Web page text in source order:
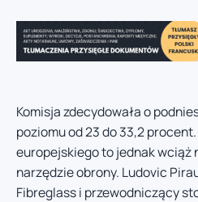
Komisja zdecydowała o
poziomu od 23 do 33,2
europejskiego to jednak
narzędzie obrony. Ludovic
Fibreglass i przewodniczący